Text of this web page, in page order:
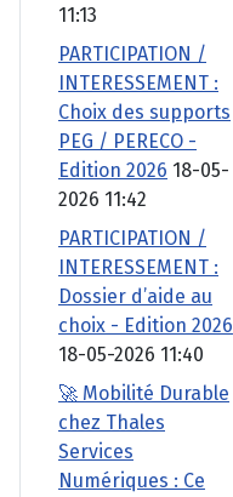
11:13
PARTICIPATION /
INTERESSEMENT :
Choix des supports
PEG / PERECO -
Edition 2026 18-05-
2026 11:42
PARTICIPATION /
INTERESSEMENT :
Dossier d’aide au
choix - Edition 2026
18-05-2026 11:40
🚀 Mobilité Durable
chez Thales
Services
Numériques : Ce